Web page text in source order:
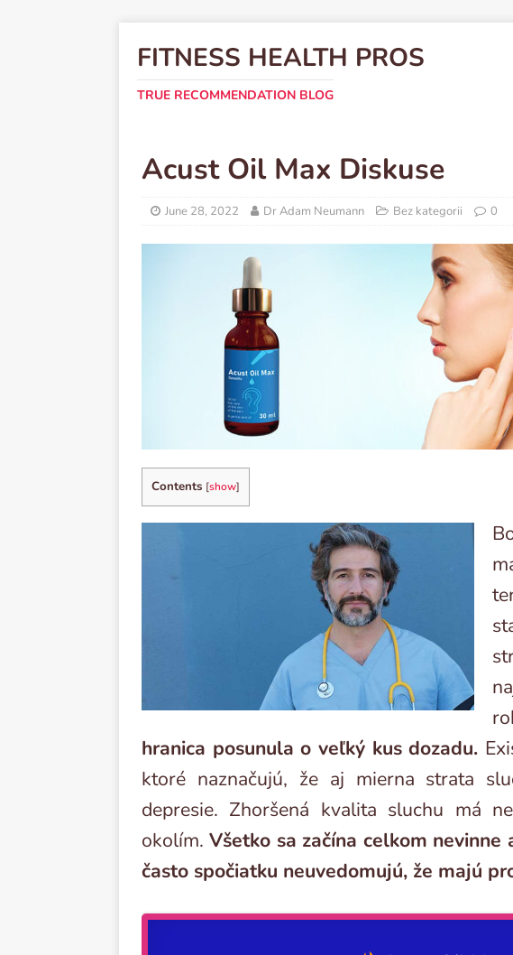
FITNESS HEALTH PROS
TRUE RECOMMENDATION BLOG
Acust Oil Max Diskuse
June 28, 2022 Dr Adam Neumann Bez kategorii 0
Contents [show]
hranica posunula o veľký kus dozadu.
ktoré naznačujú, že aj mierna strata
depresie. Zhoršená kvalita sluchu má
okolím.Všetko sa začína celkom
často spočiatku neuvedomujú, že majú